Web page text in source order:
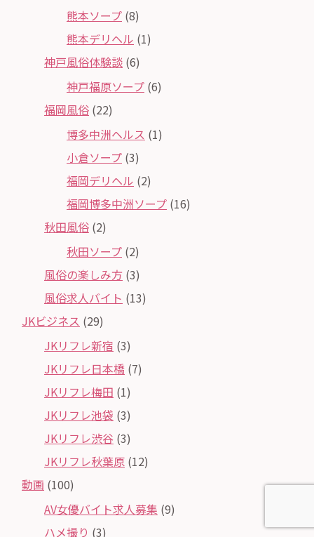
熊本ソープ (8)
熊本デリヘル (1)
神戸風俗体験談 (6)
神戸福原ソープ (6)
福岡風俗 (22)
博多中洲ヘルス (1)
小倉ソープ (3)
福岡デリヘル (2)
福岡博多中洲ソープ (16)
秋田風俗 (2)
秋田ソープ (2)
風俗の楽しみ方 (3)
風俗求人バイト (13)
JKビジネス (29)
JKリフレ新宿 (3)
JKリフレ日本橋 (7)
JKリフレ梅田 (1)
JKリフレ池袋 (3)
JKリフレ渋谷 (3)
JKリフレ秋葉原 (12)
動画 (100)
AV女優バイト求人募集 (9)
ハメ撮り (3)